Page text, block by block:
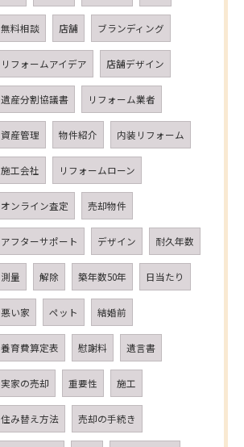
無料相談 店舗 ブランディング
リフォームアイデア 店舗デザイン
遺産分割協議書 リフォーム業者
資産管理 物件紹介 内装リフォーム
施工会社 リフォームローン
オンライン査定 売却物件
アフターサポート デザイン 耐久年数
測量 解除 築年数50年 日当たり
悪い家 ペット 結婚前
養育費算定表 慰謝料 遺言書
実家の売却 重要性 施工
住み替え方法 売却の手続き